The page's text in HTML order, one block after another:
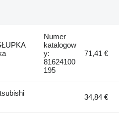
Numer
katalogow
y:
81624100
195
71,41 €
34,84 €